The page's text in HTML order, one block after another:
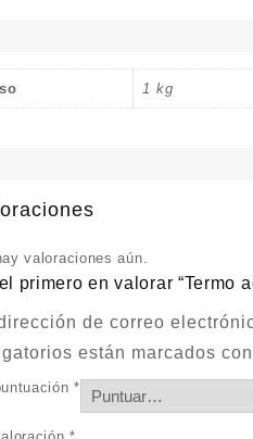
1 kg
valoraciones aún.
primero en valorar “Termo
de correo
están marcados
*